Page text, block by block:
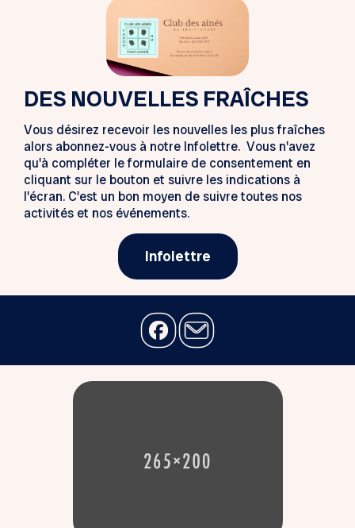
DES NOUVELLES FRAÎCHES
Vous désirez recevoir les nouvelles les plus fraîches
alors abonnez-vous à notre Infolettre. Vous n'avez
qu'à compléter le formulaire de consentement en
cliquant sur le bouton et suivre les indications à
l'écran. C'est un bon moyen de suivre toutes nos
activités et nos événements.
Infolettre